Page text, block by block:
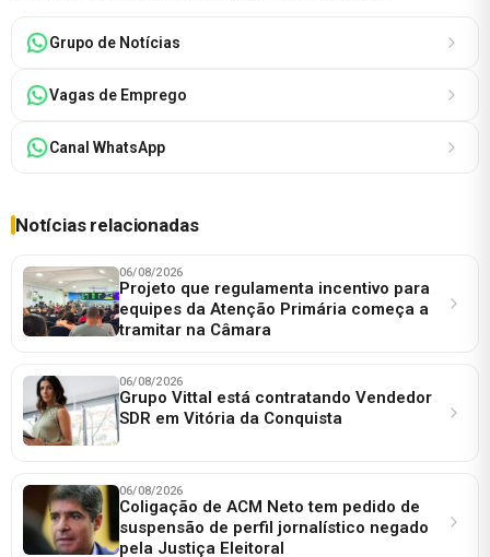
Grupo de Notícias
Vagas de Emprego
Canal WhatsApp
Notícias relacionadas
06/08/2026
Projeto que regulamenta incentivo para
equipes da Atenção Primária começa a
tramitar na Câmara
06/08/2026
Grupo Vittal está contratando Vendedor
SDR em Vitória da Conquista
06/08/2026
Coligação de ACM Neto tem pedido de
suspensão de perfil jornalístico negado
pela Justiça Eleitoral